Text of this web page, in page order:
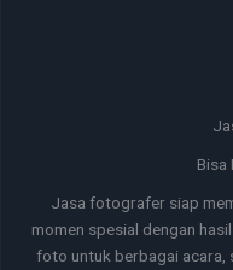
Bisa
Jasa fotografer siap
momen spesial dengan
foto untuk berbagai acara,